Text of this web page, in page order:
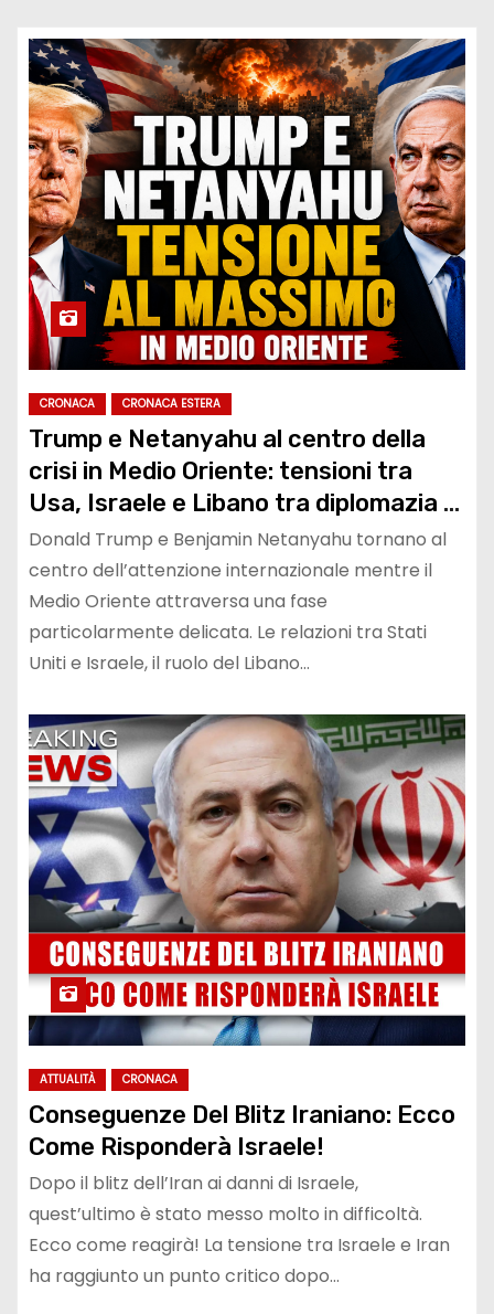
CRONACA CRONACA ESTERA
Trump e Netanyahu al centro della
crisi in Medio Oriente: tensioni tra
Usa, Israele e Libano tra diplomazia e
sicurezza regionale
Donald Trump e Benjamin Netanyahu tornano al
centro dell’attenzione internazionale mentre il
Medio Oriente attraversa una fase
particolarmente delicata. Le relazioni tra Stati
Uniti e Israele, il ruolo del Libano…
ATTUALITÀ CRONACA
Conseguenze Del Blitz Iraniano: Ecco
Come Risponderà Israele!
Dopo il blitz dell’Iran ai danni di Israele,
quest’ultimo è stato messo molto in difficoltà.
Ecco come reagirà! La tensione tra Israele e Iran
ha raggiunto un punto critico dopo…